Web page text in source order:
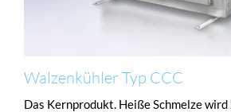
Walzenkühler Typ CCC
Das Kernprodukt. Heiße Schmelze wird